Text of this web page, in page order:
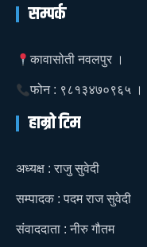
सम्पर्क
कावासोती नवलपुर ।
फोन : ९८१३४७०९६५ ।
हाम्रो टिम
अध्यक्ष : राजु सुवेदी
सम्पादक : पदम राज सुवेदी
संवाददाता : नीरु गौतम